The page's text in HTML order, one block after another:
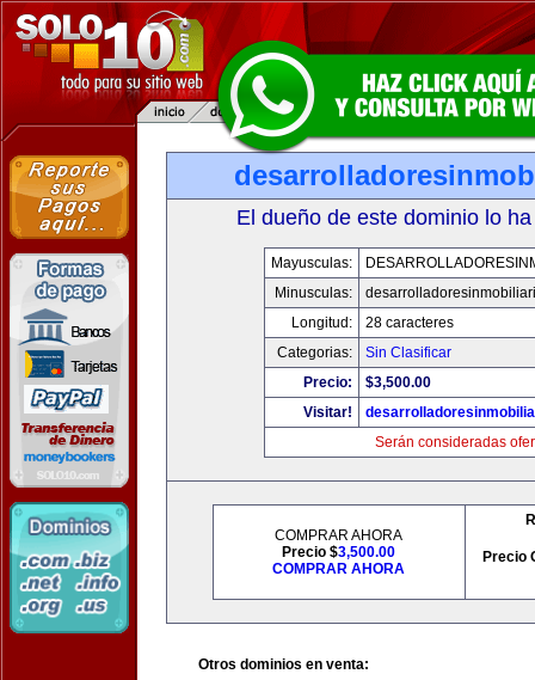
El dueño de este dominio lo
Mayusculas:
Minusculas:
Longitud:
28 caracteres
Categorias:
Sin Clasificar
Precio:
$3,500.00
Visitar!
Serán consideradas
COMPRAR AHORA
Precio $3,500.00
COMPRAR AHORA
Precio
Otros dominios en venta: